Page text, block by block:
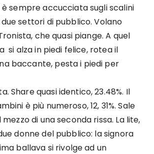
è sempre accucciata sugli scalini
settori di pubblico. Volano
che quasi piange. A quel
si alza in piedi felice, rotea il
baccante, pesta i piedi per
Share quasi identico, 23.48%. Il
è più numeroso, 12, 31%. Sale
di una seconda rissa. La lite,
donne del pubblico: la signora
ballava si rivolge ad un